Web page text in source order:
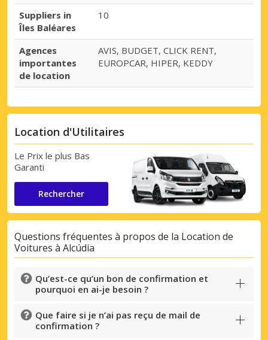
Suppliers in
Îles Baléares
10
Agences
importantes
de location
AVIS, BUDGET, CLICK RENT,
EUROPCAR, HIPER, KEDDY
Location d'Utilitaires
Le Prix le plus Bas
Garanti
Rechercher
Questions fréquentes à propos de la Location de
Voitures à Alcúdia
Qu’est-ce qu’un bon de confirmation et
pourquoi en ai-je besoin ?
Que faire si je n’ai pas reçu de mail de
confirmation ?